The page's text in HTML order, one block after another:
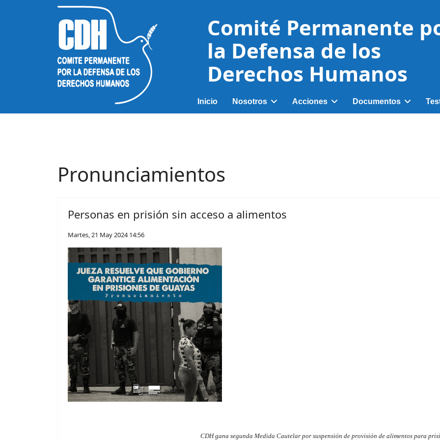
Comité Permanente
la Defensa de los
Derechos Humanos
Inicio Nosotros Acciones Documentos
Pronunciamientos
Personas en prisión sin acceso a alimentos
Martes, 21 May 2024 14:56
CDH gana segunda Medida Cautelar por suspensión de provisión de alimentos para